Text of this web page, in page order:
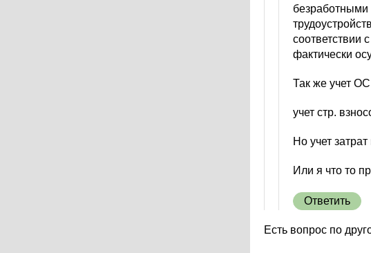
безработными
соответствии
фактически
Так же учет
учет стр.
Но учет
Или я что то
Ответить
Есть вопрос по